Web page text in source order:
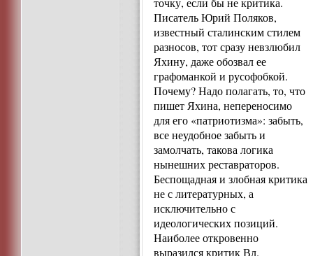
Писатель Юрий Поляков,
известный сталинским стилем
разносов, тот сразу невзлюбил
Яхину, даже обозвал ее
графоманкой и русофобкой.
Почему? Надо полагать, то, что
пишет Яхина, непереносимо
для его «патриотизма»: забыть,
все неудобное забыть и
замолчать, такова логика
нынешних реставраторов.
Беспощадная и злобная критика
не с литературных, а
исключительно с
идеологических позиций.
Наиболее откровенно
выразился критик Вл.